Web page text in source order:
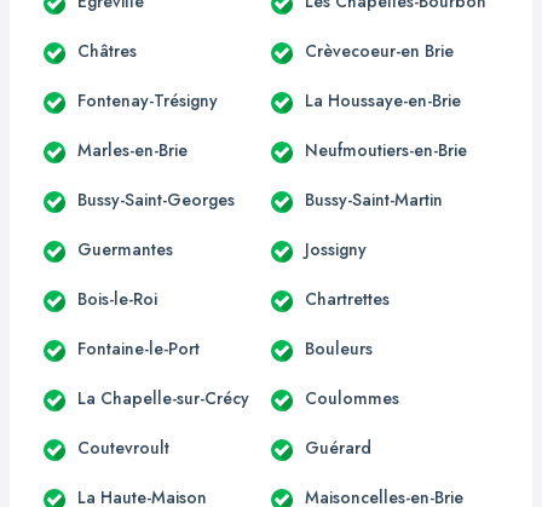
Châtres Crèvecoeur-en Brie
Fontenay-Trésigny La Houssaye-en-Brie
Marles-en-Brie Neufmoutiers-en-Brie
Bussy-Saint-Georges Bussy-Saint-Martin
Guermantes Jossigny
Bois-le-Roi Chartrettes
Fontaine-le-Port Bouleurs
La Chapelle-sur-Crécy Coulommes
Coutevroult Guérard
La Haute-Maison Maisoncelles-en-Brie